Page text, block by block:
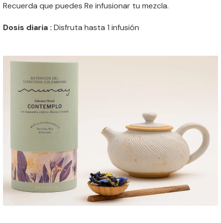
Recuerda que puedes Re infusionar tu mezcla.
Dosis diaria : Disfruta hasta 1 infusión